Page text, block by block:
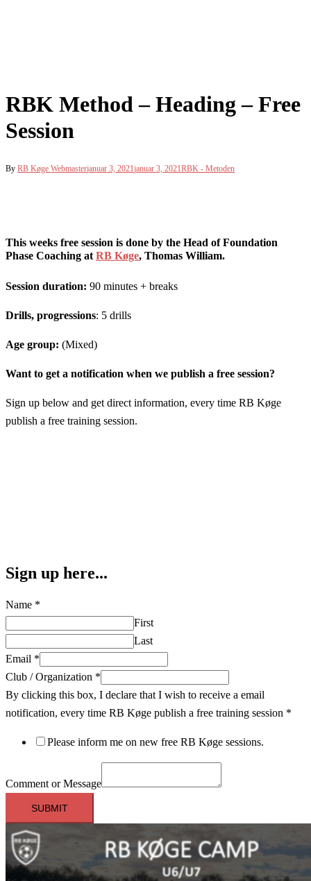
RBK Method – Heading – Free
Session
By RB Køge Webmasterjanuar 3, 2021januar 3, 2021RBK - Metoden
This weeks free session is done by the Head of Foundation
Phase Coaching at RB Køge, Thomas William.
Session duration: 90 minutes + breaks
Drills, progressions: 5 drills
Age group: (Mixed)
Want to get a notification when we publish a free session?
Sign up below and get direct information, every time RB Køge
publish a free training session.
Sign up here...
Name *
First
Last
Email *
Club / Organization *
By clicking this box, I declare that I wish to receive a email
notification, every time RB Køge publish a free training session *
Please inform me on new free RB Køge sessions.
Comment or Message
SUBMIT